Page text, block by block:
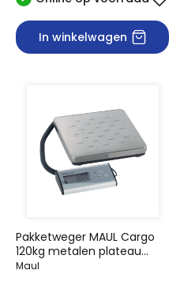
In winkelwagen
Pakketweger MAUL Cargo
120kg metalen plateau
27x27cm +9V batterij zilver
Maul